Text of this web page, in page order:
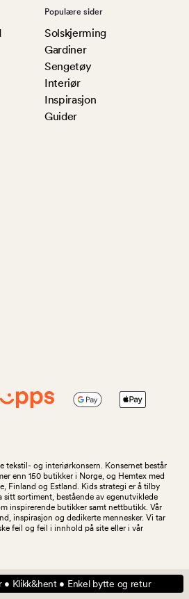
Populære sider
Solskjerming
Gardiner
Sengetøy
Interiør
Inspirasjon
Guider
tekstil- og interiørkonsern. Konsernet består
enn 150 butikker i Norge, og Hemtex med
Finland og Estland. Kids strategi er å tilby
sortiment, bestående av egenutviklede
inspirerende butikker samt nettbutikk. Vår
inspirasjon og dedikerte mennesker. Vi tar
feil og feil i innhold på site eller i vår
• Klikk&hent • Enkel bytte og retur